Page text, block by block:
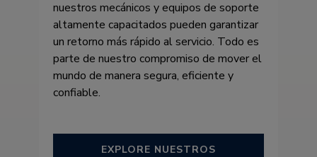
nuestros mecánicos y equipos de soporte
altamente capacitados pueden garantizar
un retorno más rápido al servicio. Todo es
parte de nuestro compromiso de mover el
mundo de manera segura, eficiente y
confiable.
EXPLORE NUESTROS